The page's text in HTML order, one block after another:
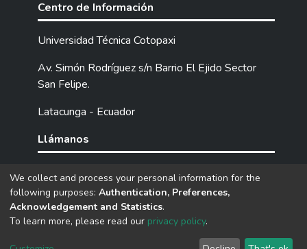
Centro de Información
Universidad Técnica Cotopaxi
Av. Simón Rodríguez s/n Barrio El Ejido Sector
San Felipe.
Latacunga - Ecuador
Llámanos
Tel: (593) 03 2252205 / 2252307 / 2252346.
DSpace softwarecopyright © 2002-2026
Cookie
settings
Privacy
End User
Agreement
Feedback
We collect and process your personal information for the
following purposes: Authentication, Preferences,
Acknowledgement and Statistics.
To learn more, please read our privacy policy.